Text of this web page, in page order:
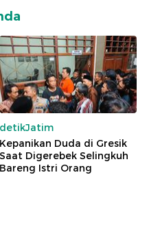
detikJatim
Kepanikan Duda di Gresik
Saat Digerebek Selingkuh
Bareng Istri Orang